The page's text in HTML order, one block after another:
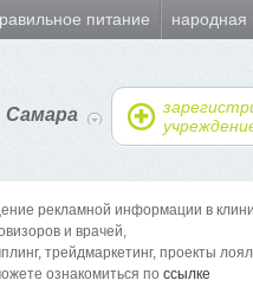
питание
Самара
рекламной информации в
и врачей,
трейдмаркетинг, проекты
ознакомиться по ссылке